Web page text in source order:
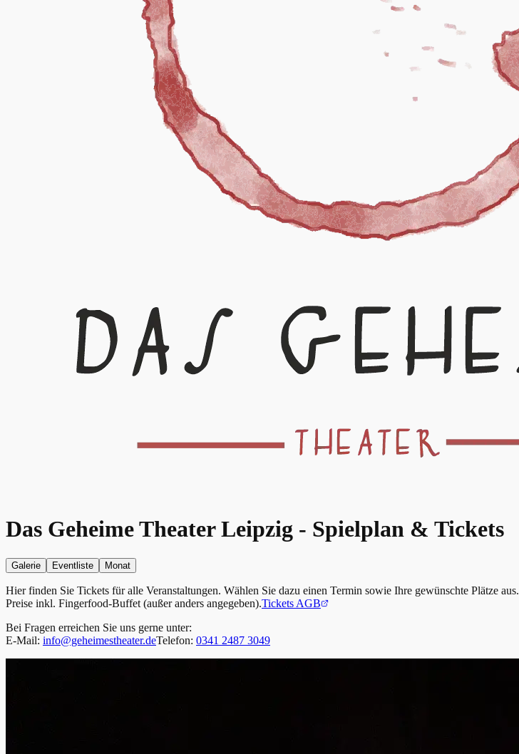
Das Geheime Theater Leipzig - Spielplan & Tickets
Galerie Eventliste Monat
Hier finden Sie Tickets für alle Veranstaltungen. Wählen Sie dazu einen Termin sowie Ihre gewünschte Plätze aus.
Preise inkl. Fingerfood-Buffet (außer anders angegeben).Tickets AGB
Bei Fragen erreichen Sie uns gerne unter:
E-Mail: info@geheimestheater.deTelefon: 0341 2487 3049